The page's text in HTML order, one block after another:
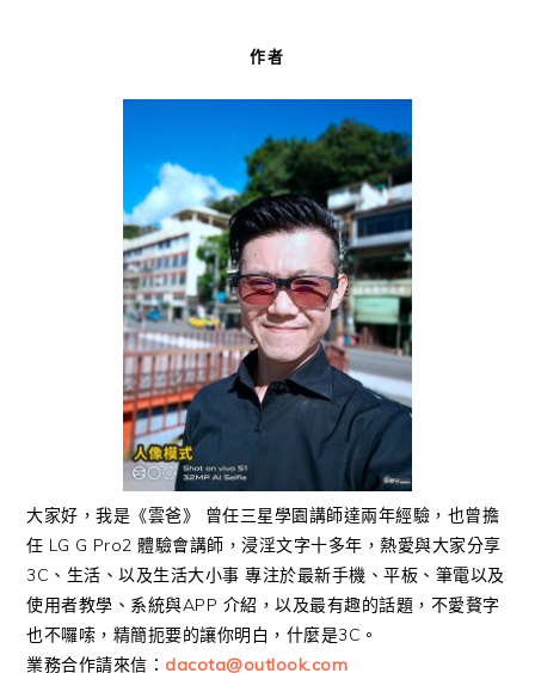
作者
大家好，我是《雲爸》 曾任三星學園講師達兩年經驗，也曾擔
任 LG G Pro2 體驗會講師，浸淫文字十多年，熱愛與大家分享
3C、生活、以及生活大小事 專注於最新手機、平板、筆電以及
使用者教學、系統與APP 介紹，以及最有趣的話題，不愛贅字
也不囉嗦，精簡扼要的讓你明白，什麼是3C。
業務合作請來信： dacota@outlook.com